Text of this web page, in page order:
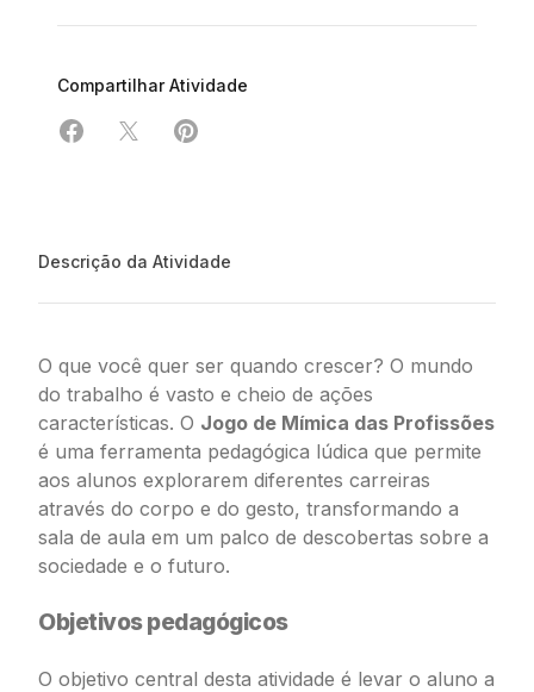
Compartilhar Atividade
Compartilhar em Facebook
Compartilhar em X
Compartilhar em Pinterest
Descrição da Atividade
O que você quer ser quando crescer? O mundo
do trabalho é vasto e cheio de ações
características. O Jogo de Mímica das Profissões
é uma ferramenta pedagógica lúdica que permite
aos alunos explorarem diferentes carreiras
através do corpo e do gesto, transformando a
sala de aula em um palco de descobertas sobre a
sociedade e o futuro.
Objetivos pedagógicos
O objetivo central desta atividade é levar o aluno a